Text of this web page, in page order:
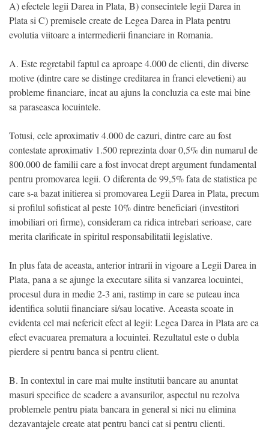
A) efectele legii Darea in Plata, B) consecintele legii Darea in
Plata si C) premisele create de Legea Darea in Plata pentru
evolutia viitoare a intermedierii financiare in Romania.
A. Este regretabil faptul ca aproape 4.000 de clienti, din diverse
motive (dintre care se distinge creditarea in franci elevetieni) au
probleme financiare, incat au ajuns la concluzia ca este mai bine
sa paraseasca locuintele.
Totusi, cele aproximativ 4.000 de cazuri, dintre care au fost
contestate aproximativ 1.500 reprezinta doar 0,5% din numarul de
800.000 de familii care a fost invocat drept argument fundamental
pentru promovarea legii. O diferenta de 99,5% fata de statistica pe
care s-a bazat initierea si promovarea Legii Darea in Plata, precum
si profilul sofisticat al peste 10% dintre beneficiari (investitori
imobiliari ori firme), consideram ca ridica intrebari serioase, care
merita clarificate in spiritul responsabilitatii legislative.
In plus fata de aceasta, anterior intrarii in vigoare a Legii Darea in
Plata, pana a se ajunge la executare silita si vanzarea locuintei,
procesul dura in medie 2-3 ani, rastimp in care se puteau inca
identifica solutii financiare si/sau locative. Aceasta scoate in
evidenta cel mai nefericit efect al legii: Legea Darea in Plata are ca
efect evacuarea prematura a locuintei. Rezultatul este o dubla
pierdere si pentru banca si pentru client.
B. In contextul in care mai multe institutii bancare au anuntat
masuri specifice de scadere a avansurilor, aspectul nu rezolva
problemele pentru piata bancara in general si nici nu elimina
dezavantajele create atat pentru banci cat si pentru clienti.